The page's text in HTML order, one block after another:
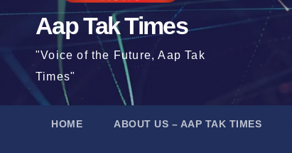
Aap Tak Times
"Voice of the Future, Aap Tak
Times"
HOME ABOUT US – AAP TAK TIMES